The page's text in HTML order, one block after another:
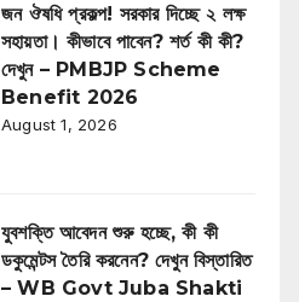
জন ঔষধি প্রকল্প! সরকার দিচ্ছে ২ লক্ষ
সহায়তা। কীভাবে পাবেন? শর্ত কী কী?
দেখুন – PMBJP Scheme
Benefit 2026
August 1, 2026
যুবশক্তি আবেদন শুরু হচ্ছে, কী কী
ডকুমেন্টস তৈরি করনেন? দেখুন বিস্তারিত
– WB Govt Juba Shakti